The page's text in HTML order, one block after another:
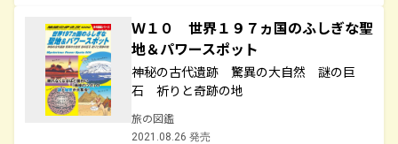
Ｗ１０ 世界１９７ヵ国のふしぎな聖
地＆パワースポット
神秘の古代遺跡 驚異の大自然 謎の巨
石 祈りと奇跡の地
旅の図鑑
2021.08.26 発売